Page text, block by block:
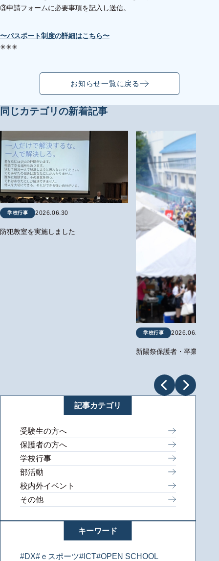
③申請フォームに必要事項を記入し送信。
〜パスポート制度の詳細はこちら〜
✳︎✳︎✳︎
お知らせ一覧に戻る
記事カテゴリ
受験生の方へ
保護者の方へ
学校行事
部活動
校内外イベント
その他
キーワード
#DX#ｅスポーツ#ICT#OPEN SCHOOL
同じカテゴリの新着記事
学校行事 2026.06.30
防犯教室を実施しました
学校行事 2026.06.19
新陽祭保護者・卒業生来